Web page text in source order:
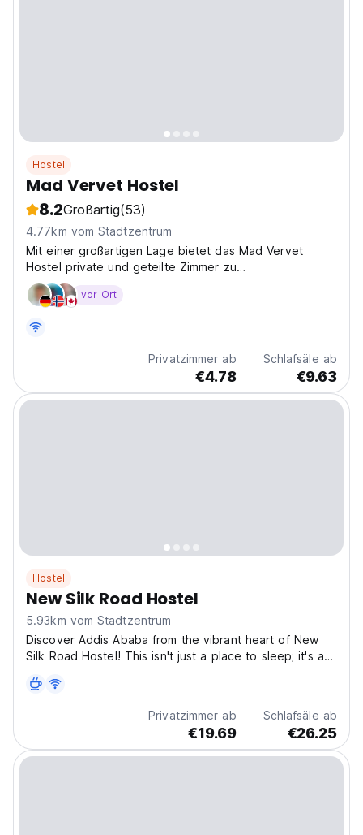
Hostel
Mad Vervet Hostel
8.2Großartig(53)
4.77km vom Stadtzentrum
Mit einer großartigen Lage bietet das Mad Vervet
Hostel private und geteilte Zimmer zu
wettbewerbsfähigen Preisen.
vor Ort
Privatzimmer ab
€4.78
Schlafsäle ab
€9.63
Hostel
New Silk Road Hostel
5.93km vom Stadtzentrum
Discover Addis Ababa from the vibrant heart of New
Silk Road Hostel! This isn't just a place to sleep; it's a
stepping into a cozy and welcoming space, perfect for
connecting with fellow travelers. While our...
Privatzimmer ab
€19.69
Schlafsäle ab
€26.25